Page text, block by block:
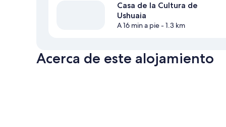
Casa de la Cultura de
Ushuaia
A 16 min a pie- 1.3 km
Acerca de este alojamiento